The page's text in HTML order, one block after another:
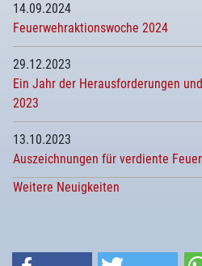
14.09.2024
Feuerwehraktionswoche 2024
29.12.2023
Ein Jahr der Herausforderungen
2023
13.10.2023
Auszeichnungen für verdiente
Weitere Neuigkeiten